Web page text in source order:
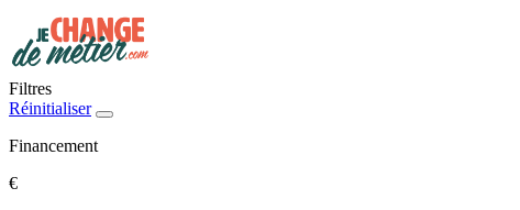
Filtres
Réinitialiser
Financement
€